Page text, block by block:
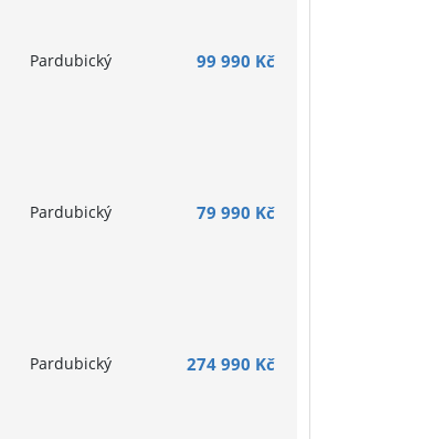
Pardubický 99 990 Kč
Pardubický 79 990 Kč
Pardubický 274 990 Kč